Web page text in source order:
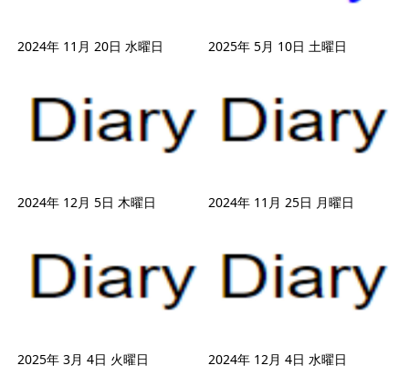
2024年 11月 20日 水曜日 2025年 5月 10日 土曜日
2024年 12月 5日 木曜日 2024年 11月 25日 月曜日
2025年 3月 4日 火曜日 2024年 12月 4日 水曜日